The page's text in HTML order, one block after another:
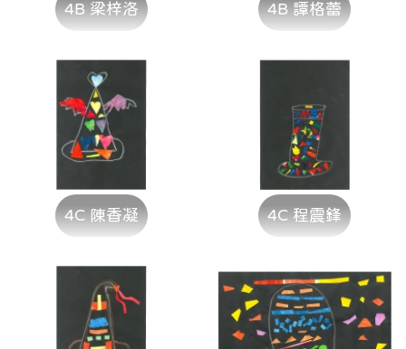
4B 梁梓洛 4B 譚格蕾
4C 陳香凝 4C 程震鋒